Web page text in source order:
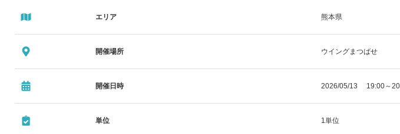
エリア 熊本県
開催場所 ウイングまつばせ
開催日時 2026/05/13 19:00～
単位 1単位